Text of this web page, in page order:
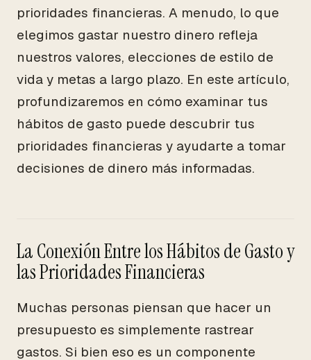
prioridades financieras. A menudo, lo que
elegimos gastar nuestro dinero refleja
nuestros valores, elecciones de estilo de
vida y metas a largo plazo. En este artículo,
profundizaremos en cómo examinar tus
hábitos de gasto puede descubrir tus
prioridades financieras y ayudarte a tomar
decisiones de dinero más informadas.
La Conexión Entre los Hábitos de Gasto y
las Prioridades Financieras
Muchas personas piensan que hacer un
presupuesto es simplemente rastrear
gastos. Si bien eso es un componente